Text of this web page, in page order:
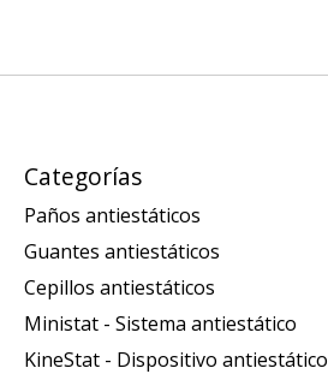
Categorías
Paños antiestáticos
Guantes antiestáticos
Cepillos antiestáticos
Ministat - Sistema antiestático
KineStat - Dispositivo antiestático